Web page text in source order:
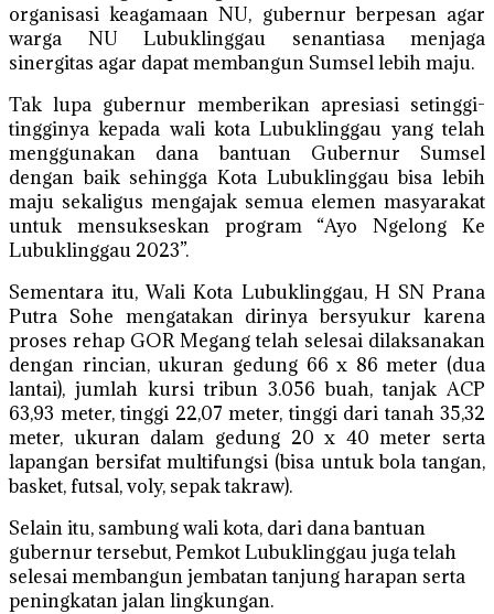
organisasi keagamaan NU, gubernur berpesan agar
warga NU Lubuklinggau senantiasa menjaga
sinergitas agar dapat membangun Sumsel lebih maju.
Tak lupa gubernur memberikan apresiasi setinggi-
tingginya kepada wali kota Lubuklinggau yang telah
menggunakan dana bantuan Gubernur Sumsel
dengan baik sehingga Kota Lubuklinggau bisa lebih
maju sekaligus mengajak semua elemen masyarakat
untuk mensukseskan program “Ayo Ngelong Ke
Lubuklinggau 2023”.
Sementara itu, Wali Kota Lubuklinggau, H SN Prana
Putra Sohe mengatakan dirinya bersyukur karena
proses rehap GOR Megang telah selesai dilaksanakan
dengan rincian, ukuran gedung 66 x 86 meter (dua
lantai), jumlah kursi tribun 3.056 buah, tanjak ACP
63,93 meter, tinggi 22,07 meter, tinggi dari tanah 35,32
meter, ukuran dalam gedung 20 x 40 meter serta
lapangan bersifat multifungsi (bisa untuk bola tangan,
basket, futsal, voly, sepak takraw).
Selain itu, sambung wali kota, dari dana bantuan
gubernur tersebut, Pemkot Lubuklinggau juga telah
selesai membangun jembatan tanjung harapan serta
peningkatan jalan lingkungan.